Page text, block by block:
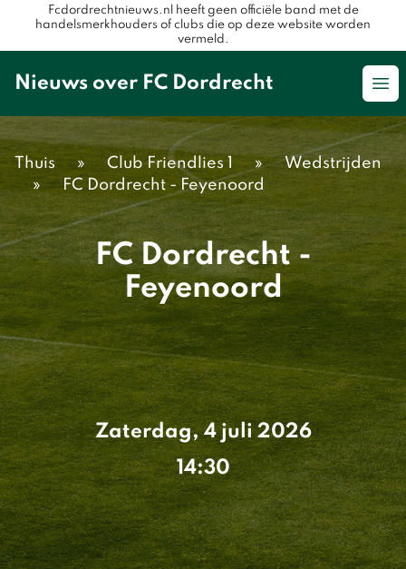
Fcdordrechtnieuws.nl heeft geen officiële band met de
handelsmerkhouders of clubs die op deze website worden
vermeld.
Nieuws over FC Dordrecht
Thuis » Club Friendlies 1 »
Wedstrijden
»
FC Dordrecht - Feyenoord
FC Dordrecht -
Feyenoord
Zaterdag, 4 juli 2026
14:30